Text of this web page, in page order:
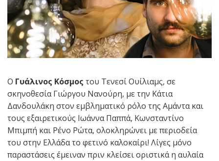
O Γυάλινος Κόσμος του Τενεσί Ουίλιαμς, σε
σκηνοθεσία Γιώργου Νανούρη, με την Κάτια
Δανδουλάκη στον εμβληματικό ρόλο της Αμάντα και
τους εξαιρετικούς Ιωάννα Παππά, Κωνσταντίνο
Μπιμπή και Ρένο Ρώτα, ολοκληρώνει με περιοδεία
του στην Ελλάδα το φετινό καλοκαίρι! Λίγες μόνο
παραστάσεις έμειναν πριν κλείσει οριστικά η αυλαία